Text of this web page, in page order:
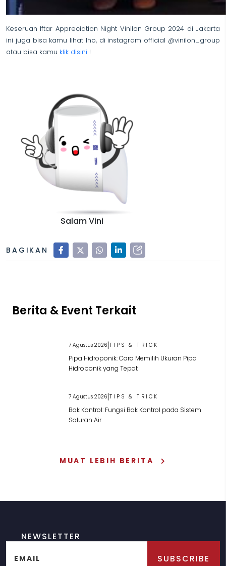
Keseruan Iftar Appreciation Night Vinilon Group 2024 di Jakarta
ini juga bisa kamu lihat lho, di instagram official @vinilon_group
atau bisa kamu klik disini !
Salam Vini
BAGIKAN
Berita & Event Terkait
7 Agustus 2026|TIPS & TRICK
Pipa Hidroponik: Cara Memilih Ukuran Pipa
Hidroponik yang Tepat
7 Agustus 2026|TIPS & TRICK
Bak Kontrol: Fungsi Bak Kontrol pada Sistem
Saluran Air
MUAT LEBIH BERITA
NEWSLETTER
EMAIL SUBSCRIBE